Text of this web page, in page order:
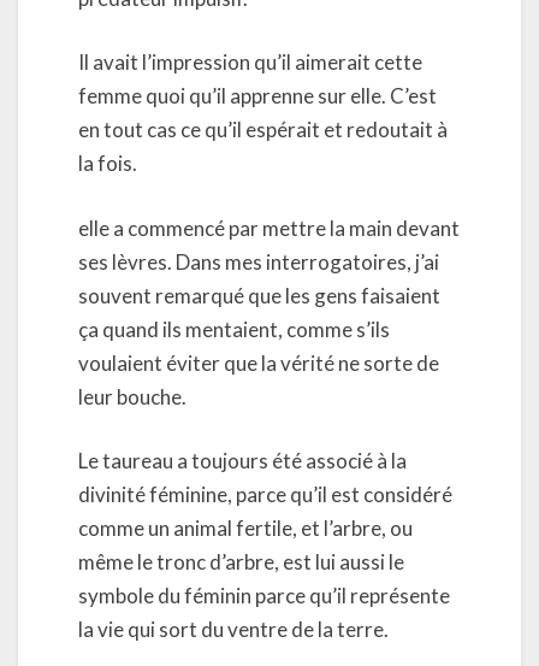
Il avait l’impression qu’il aimerait cette
femme quoi qu’il apprenne sur elle. C’est
en tout cas ce qu’il espérait et redoutait à
la fois.
elle a commencé par mettre la main devant
ses lèvres. Dans mes interrogatoires, j’ai
souvent remarqué que les gens faisaient
ça quand ils mentaient, comme s’ils
voulaient éviter que la vérité ne sorte de
leur bouche.
Le taureau a toujours été associé à la
divinité féminine, parce qu’il est considéré
comme un animal fertile, et l’arbre, ou
même le tronc d’arbre, est lui aussi le
symbole du féminin parce qu’il représente
la vie qui sort du ventre de la terre.